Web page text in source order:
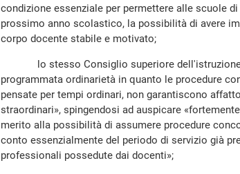
condizione essenziale per permettere alle scuole
prossimo anno scolastico, la possibilità di avere
corpo docente stabile e motivato;
lo stesso Consiglio superiore dell'istruzione,
programmata ordinarietà in quanto le procedure
pensate per tempi ordinari, non garantiscono
straordinari», spingendosi ad auspicare
merito alla possibilità di assumere procedure
conto essenzialmente del periodo di servizio già
professionali possedute dai docenti»;